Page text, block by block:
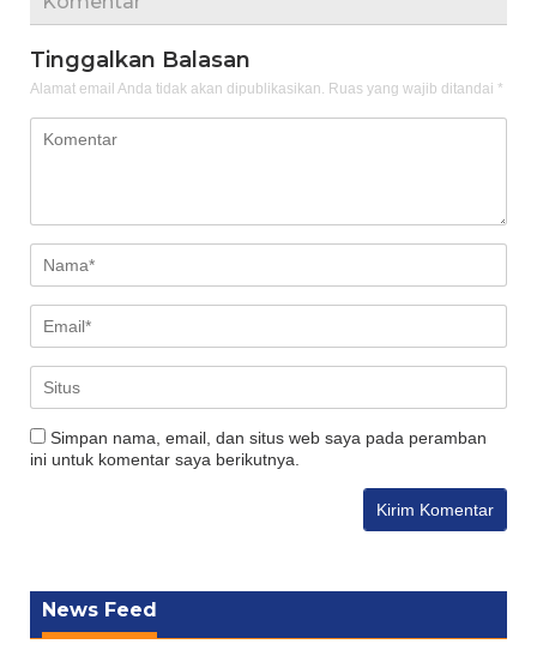
Tinggalkan Balasan
Alamat email Anda tidak akan dipublikasikan. Ruas yang wajib ditandai *
Simpan nama, email, dan situs web saya pada peramban
ini untuk komentar saya berikutnya.
News Feed